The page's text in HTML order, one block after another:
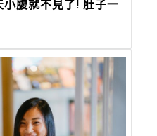
腹就不見了! 肚子一